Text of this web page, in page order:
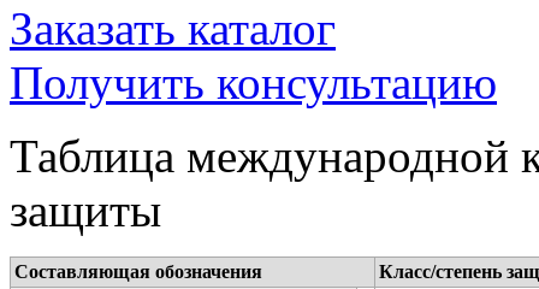
Заказать каталог
Получить консультацию
Таблица международной
защиты
Составляющая обозначения
Класс/степень